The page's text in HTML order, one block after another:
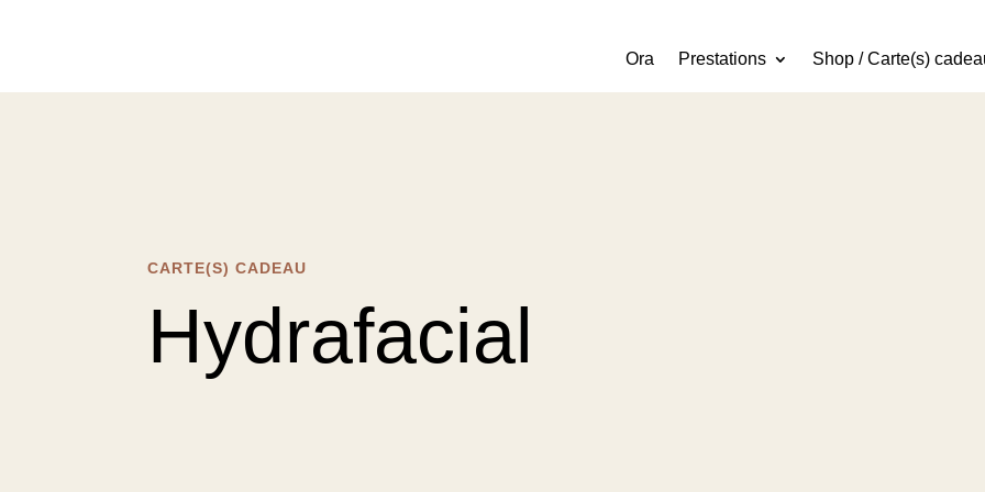
Ora Prestations Shop / Carte(s)
CARTE(S) CADEAU
Hydrafacial